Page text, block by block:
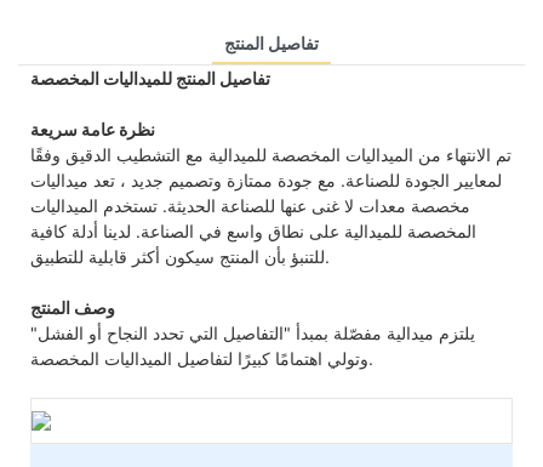
تفاصيل المنتج
تفاصيل المنتج للميداليات المخصصة
نظرة عامة سريعة
تم الانتهاء من الميداليات المخصصة للميدالية مع التشطيب الدقيق وفقًا
لمعايير الجودة للصناعة. مع جودة ممتازة وتصميم جديد ، تعد ميداليات
مخصصة معدات لا غنى عنها للصناعة الحديثة. تستخدم الميداليات
المخصصة للميدالية على نطاق واسع في الصناعة. لدينا أدلة كافية
للتنبؤ بأن المنتج سيكون أكثر قابلية للتطبيق.
وصف المنتج
يلتزم ميدالية مفصّلة بمبدأ "التفاصيل التي تحدد النجاح أو الفشل"
وتولي اهتمامًا كبيرًا لتفاصيل الميداليات المخصصة.